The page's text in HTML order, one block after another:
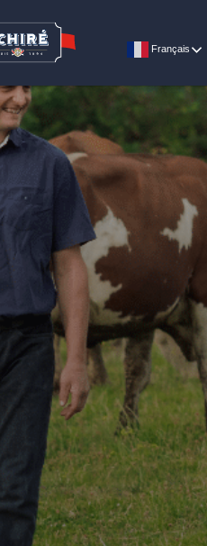
Français